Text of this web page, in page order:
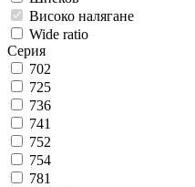
Високо налягане
Wide ratio
Серия
702
725
736
741
752
754
781